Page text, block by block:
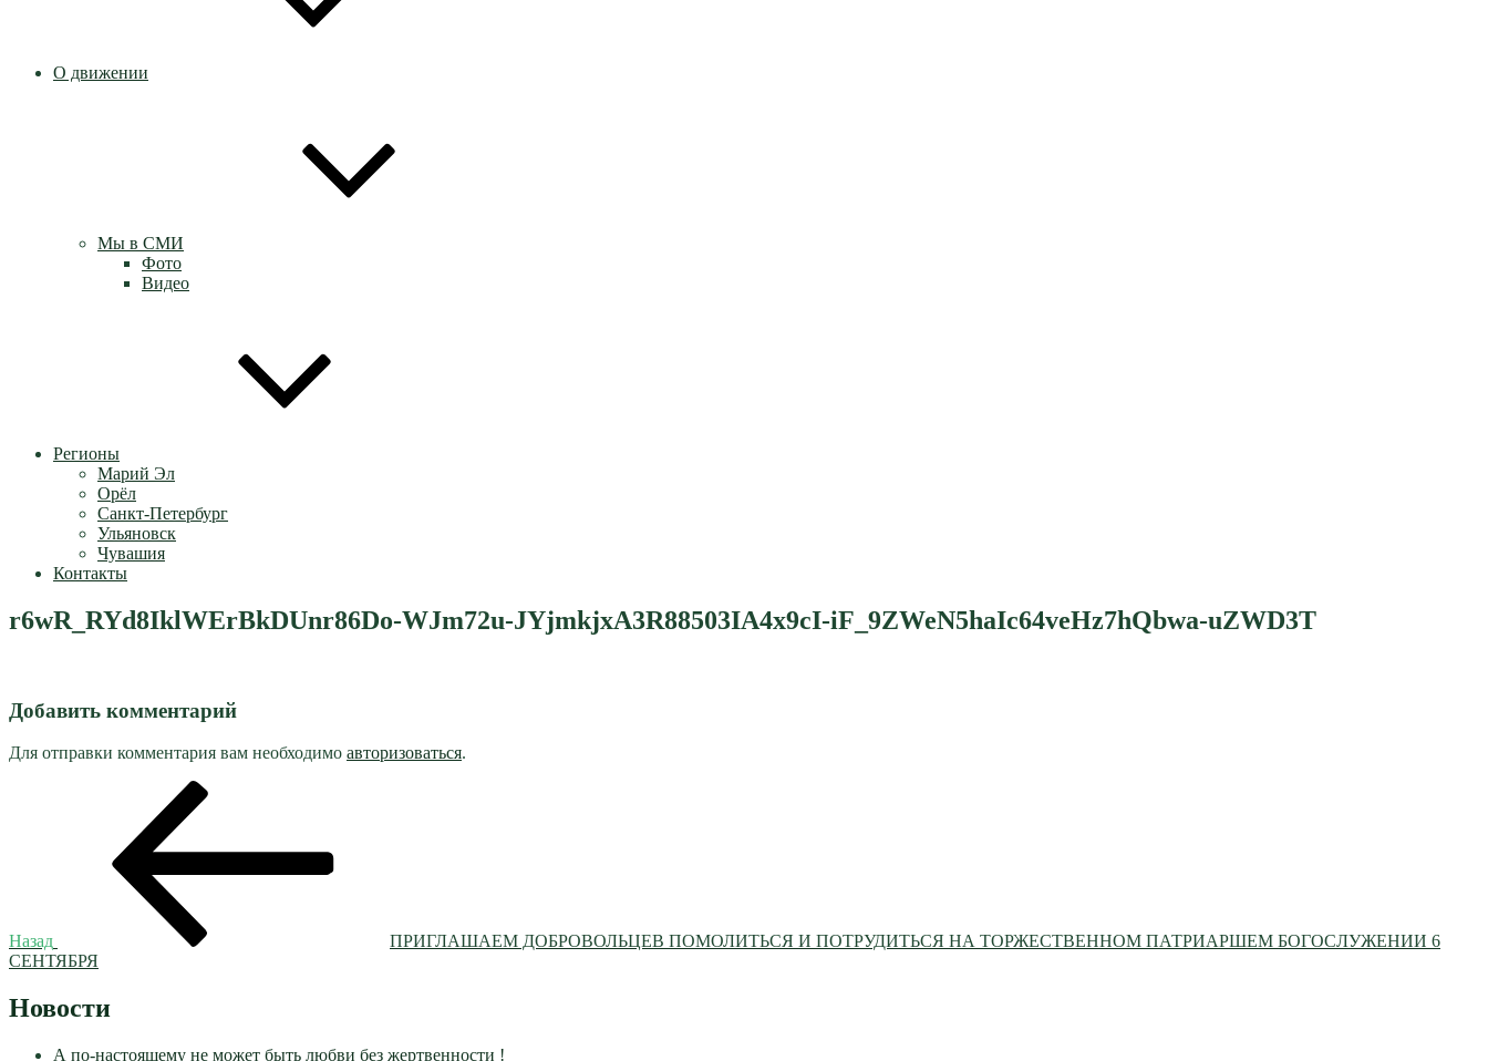
О движении
Мы в СМИ
Фото
Видео
Регионы
Марий Эл
Орёл
Санкт-Петербург
Ульяновск
Чувашия
Контакты
r6wR_RYd8IklWErBkDUnr86Do-WJm72u-JYjmkjxA3R88503IA4x9cI-iF_9ZWeN5haIc64veHz7hQbwa-uZWD3T
Добавить комментарий
Для отправки комментария вам необходимо авторизоваться.
Назад
ПРИГЛАШАЕМ ДОБРОВОЛЬЦЕВ ПОМОЛИТЬСЯ И ПОТРУДИТЬСЯ НА ТОРЖЕСТВЕННОМ ПАТРИАРШЕМ БОГОСЛУЖЕНИИ 6
СЕНТЯБРЯ
Новости
А по-настоящему не может быть любви без жертвенности !